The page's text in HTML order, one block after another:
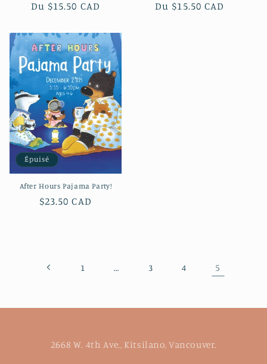
Prix
Du $15.50 CAD
Prix
Du $15.50 CAD
Épuisé
After Hours Pajama Party!
Prix
$23.50 CAD
1 … 3 4 5
2668 W. 4th Ave., Kitsilano, Vancouver.